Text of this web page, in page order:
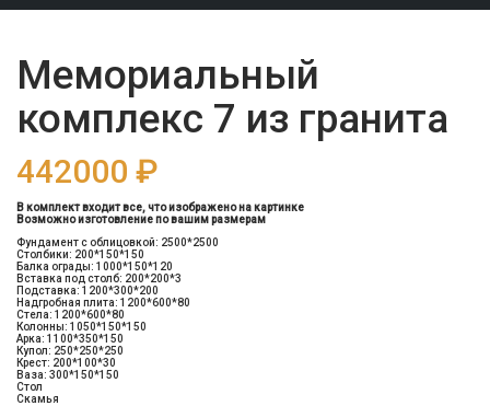
Мемориальный
комплекс 7 из гранита
442000 ₽
В комплект входит все, что изображено на картинке
Возможно изготовление по вашим размерам
Фундамент с облицовкой: 2500*2500
Столбики: 200*150*150
Балка ограды: 1000*150*120
Вставка под столб: 200*200*3
Подставка: 1200*300*200
Надгробная плита: 1200*600*80
Стела: 1200*600*80
Колонны: 1050*150*150
Арка: 1100*350*150
Купол: 250*250*250
Крест: 200*100*30
Ваза: 300*150*150
Стол
Скамья